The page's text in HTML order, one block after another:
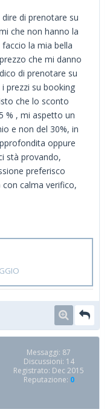
di prenotare su
che non hanno la
la mia bella
che mi danno
di prenotare su
prezzi su booking
che lo sconto
% , mi aspetto un
e non del 30%, in
oppure
stà provando,
preferisco
calma verifico,
Messaggi: 87
Discussioni: 14
Registrato: Dec 2015
Reputazione: 0